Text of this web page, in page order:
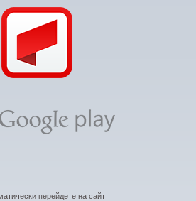
перейдете на сайт